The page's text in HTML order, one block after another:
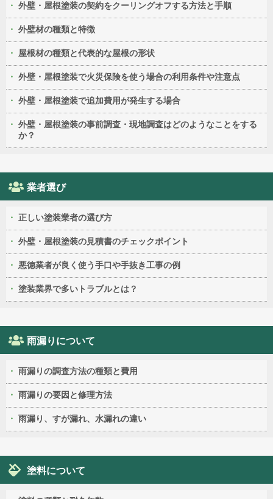
外壁・屋根塗装の契約をクーリングオフする方法と手順
外壁材の種類と特徴
屋根材の種類と代表的な屋根の形状
外壁・屋根塗装で火災保険を使う場合の利用条件や注意点
外壁・屋根塗装で追加費用が発生する場合
外壁・屋根塗装の事前調査・現地調査はどのようなことをする
か？
業者選び
正しい塗装業者の選び方
外壁・屋根塗装の見積書のチェックポイント
悪徳業者が良く使う手口や手抜き工事の例
塗装業界で多いトラブルとは？
雨漏りについて
雨漏りの調査方法の種類と費用
雨漏りの要因と修理方法
雨漏り、すが漏れ、水漏れの違い
塗料について